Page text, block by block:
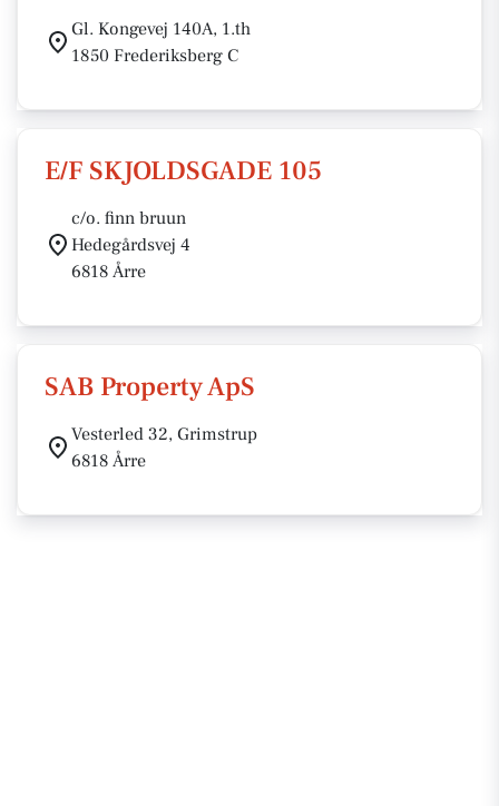
Gl. Kongevej 140A, 1.th
1850 Frederiksberg C
E/F SKJOLDSGADE 105
c/o. finn bruun
Hedegårdsvej 4
6818 Årre
SAB Property ApS
Vesterled 32, Grimstrup
6818 Årre